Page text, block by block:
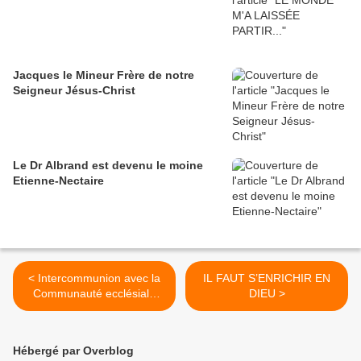
Jacques le Mineur Frère de notre
Seigneur Jésus-Christ
Le Dr Albrand est devenu le moine
Etienne-Nectaire
< Intercommunion avec la
Communauté ecclésiale
Anglicane du Brésil
IL FAUT S’ENRICHIR EN
DIEU >
Hébergé par Overblog